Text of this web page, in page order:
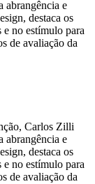
Carlos Zilli
abrangência e
destaca os
no estímulo para
de avaliação da